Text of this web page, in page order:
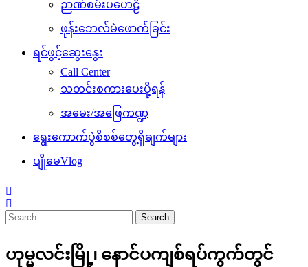
ဉာဏ်စမ်းပဟေဠိ
ဖုန်းဘေလ်မဲဖောက်ခြင်း
ရင်ဖွင့်ဆွေးနွေး
Call Center
သတင်းစကားပေးပို့ရန်
အမေး/အဖြေကဏ္ဍ
ရွေးကောက်ပွဲစိစစ်တွေ့ရှိချက်များ
ပျိုမေVlog
Search
for:
ဟုမ္မလင်းမြို့၊ နောင်ပကျစ်ရပ်ကွက်တွင်